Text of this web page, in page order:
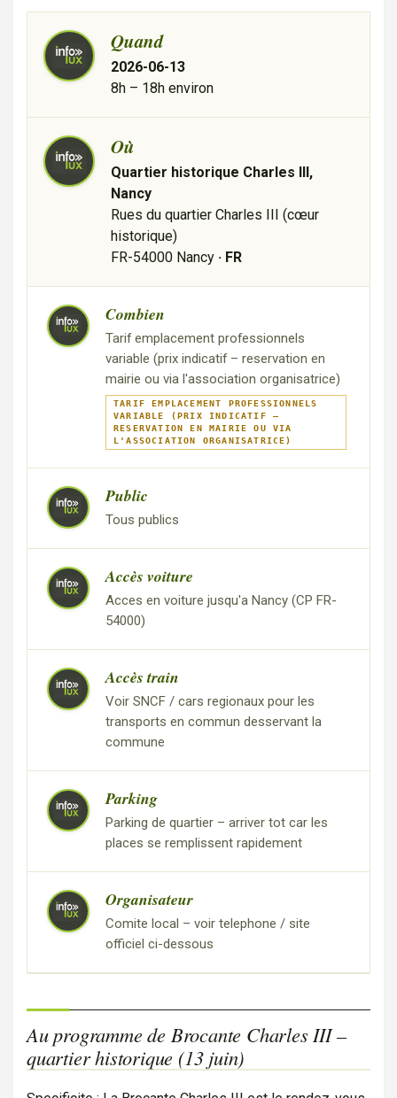
Quand
2026-06-13
8h – 18h environ
Où
Quartier historique Charles III,
Nancy
Rues du quartier Charles III (cœur
historique)
FR-54000 Nancy · FR
Combien
Tarif emplacement professionnels
variable (prix indicatif – reservation en
mairie ou via l'association organisatrice)
TARIF EMPLACEMENT PROFESSIONNELS
VARIABLE (PRIX INDICATIF –
RESERVATION EN MAIRIE OU VIA
L'ASSOCIATION ORGANISATRICE)
Public
Tous publics
Accès voiture
Acces en voiture jusqu'a Nancy (CP FR-
54000)
Accès train
Voir SNCF / cars regionaux pour les
transports en commun desservant la
commune
Parking
Parking de quartier – arriver tot car les
places se remplissent rapidement
Organisateur
Comite local – voir telephone / site
officiel ci-dessous
Au programme de Brocante Charles III –
quartier historique (13 juin)